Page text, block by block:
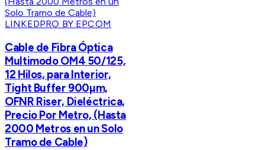
LINKEDPRO BY EPCOM
Cable de Fibra Óptica
Multimodo OM4 50/125,
12 Hilos, para Interior,
Tight Buffer 900µm,
OFNR Riser, Dieléctrica,
Precio Por Metro, (Hasta
2000 Metros en un Solo
Tramo de Cable)